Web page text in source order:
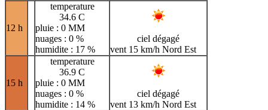
12 h
temperature
34.6 C
pluie : 0 MM
nuages : 0 %
humidite : 17 %
ciel dégagé
vent 15 km/h Nord Est
15 h
temperature
36.9 C
pluie : 0 MM
nuages : 0 %
humidite : 14 %
ciel dégagé
vent 13 km/h Nord Est